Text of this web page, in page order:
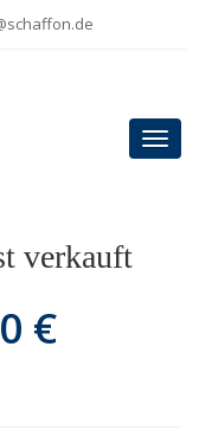
verkauft
€